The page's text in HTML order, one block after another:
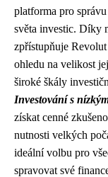
platforma pro
světa investic. Díky
zpřístupňuje
ohledu na velikost
široké škály
Investování s
získat cenné
nutnosti velkých
ideální volbu pro
spravovat své